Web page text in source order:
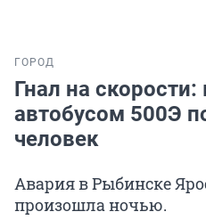
ГОРОД
Гнал на
автобусом 500Э
человек
Авария в Рыбинске
произошла ночью.